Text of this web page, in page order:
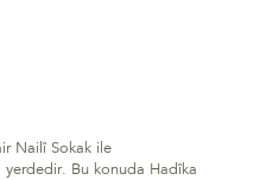
Nailî Sokak ile
yerdedir. Bu konuda Hadîka